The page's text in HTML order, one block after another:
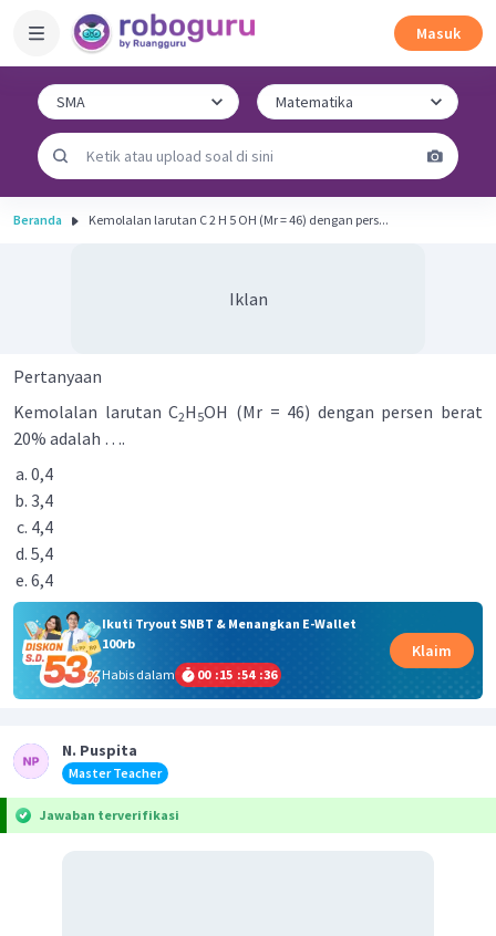
Masuk
Beranda Kemolalan larutan C 2 H 5 OH (Mr = 46) dengan pers...
Iklan
Pertanyaan
Kemolalan larutan C2H 5OH (Mr = 46) dengan persen berat
20% adalah ….
0,4
3,4
4,4
5,4
6,4
Ikuti Tryout SNBT & Menangkan E-Wallet
100rb
Habis dalam
00 :15 :54 :36
Klaim
N. Puspita
Master Teacher
Jawaban terverifikasi